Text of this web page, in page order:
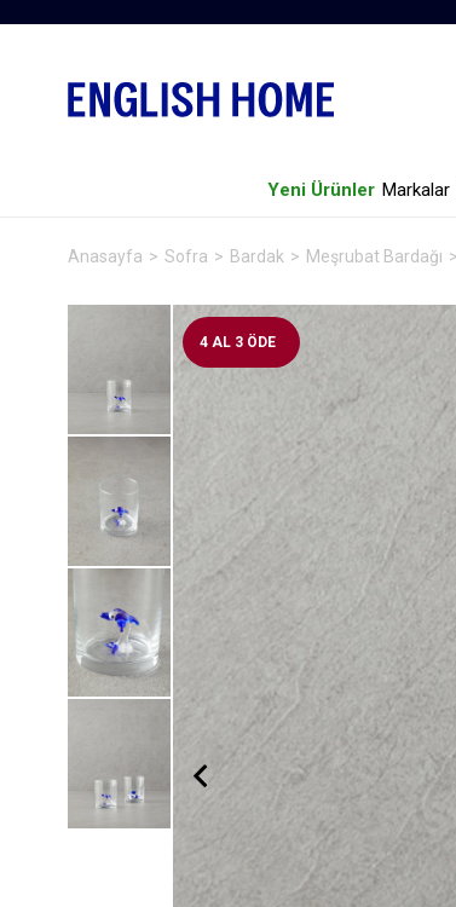
Yeni Ürünler Markalar
Anasayfa Sofra Bardak Meşrubat Bardağı
4 AL 3 ÖDE